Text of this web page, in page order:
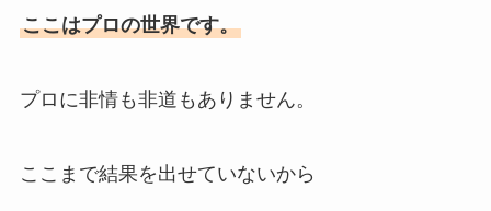
ここはプロの世界です。
プロに非情も非道もありません。
ここまで結果を出せていないから